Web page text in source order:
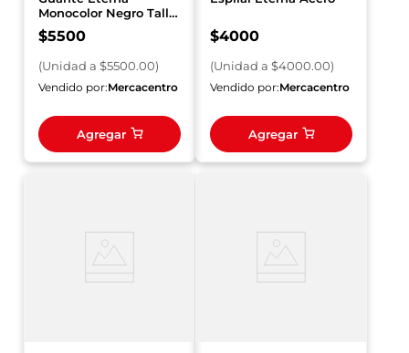
Monocolor Negro Talla
7.5 Semi Industrial
$5500
(Unidad a $5500.00)
Vendido por:Mercacentro
Agregar
$4000
(Unidad a $4000.00)
Vendido por:Mercacentro
Agregar